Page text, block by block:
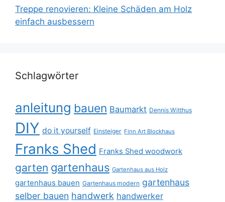
Treppe renovieren: Kleine Schäden am Holz
einfach ausbessern
Schlagwörter
anleitung bauen Baumarkt Dennis Witthus
DIY do it yourself Einsteiger Finn Art Blockhaus
Franks Shed Franks Shed woodwork
garten gartenhaus Gartenhaus aus Holz
gartenhaus bauen Gartenhaus modern gartenhaus
selber bauen handwerk handwerker